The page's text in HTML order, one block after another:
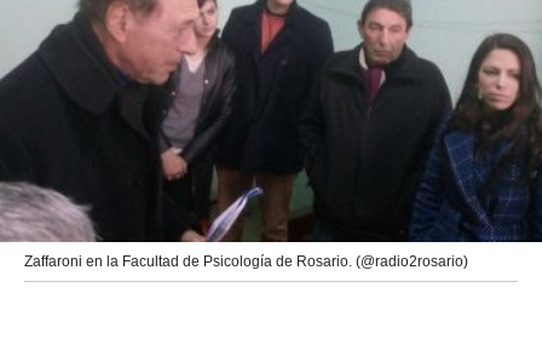
Zaffaroni en la Facultad de Psicología de Rosario. (@radio2rosario)